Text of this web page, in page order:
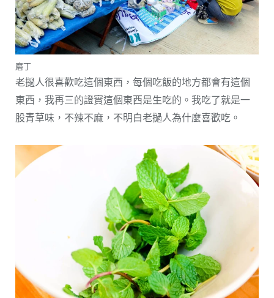
磨丁
老撾人很喜歡吃這個東西，每個吃飯的地方都會有這個
東西，我再三的證實這個東西是生吃的。我吃了就是一
股青草味，不辣不麻，不明白老撾人為什麼喜歡吃。